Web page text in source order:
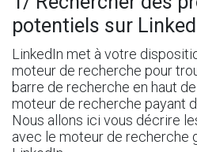
potentiels sur
LinkedIn met à votre
moteur de recherche pour
barre de recherche en haut
moteur de recherche payant
Nous allons ici vous décrire
avec le moteur de recherche